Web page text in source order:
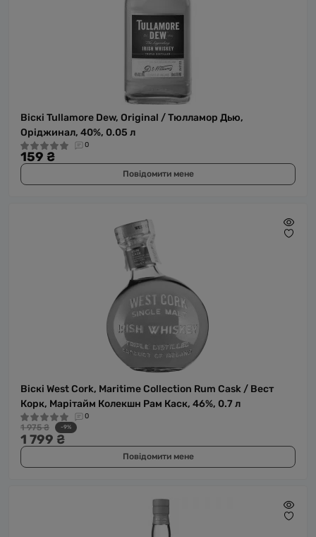
Віскі Tullamore Dew, Original / Тюлламор Дью,
Оріджинал, 40%, 0.05 л
0
159 ₴
Повідомити мене
Віскі West Cork, Maritime Collection Rum Cask / Вест
Корк, Марітайм Колекшн Рам Каск, 46%, 0.7 л
0
1 975 ₴ -9%
1 799 ₴
Повідомити мене